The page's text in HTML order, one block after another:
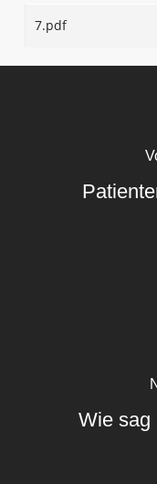
7.pdf
Wie sag